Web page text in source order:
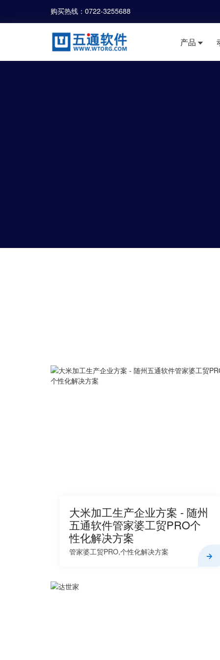
购买热线： 0722-3255688
产品
大米加工生产企业方案 - 随州
五通软件管家婆工贸PRO个
性化解决方案
管家婆工贸PRO,个性化解决方案